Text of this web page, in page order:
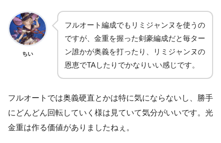
ちい
フルオート編成でもリミジャンヌを使うの
ですが、金重を握った剣豪編成だと毎ター
ン誰かが奥義を打ったり、リミジャンヌの
恩恵でTAしたりでかなりいい感じです。
フルオートでは奥義硬直とかは特に気にならないし、勝手
にどんどん回転していく様は見ていて気分がいいです。光
金重は作る価値がありましたねぇ。